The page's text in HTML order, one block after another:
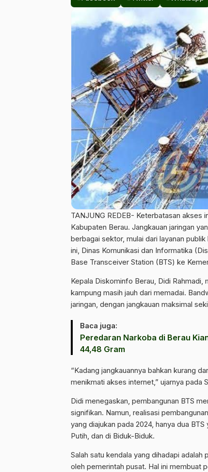
TANJUNG REDEB- Keterbatasan akses
Kabupaten Berau. Jangkauan jaringan
berbagai sektor, mulai dari layanan
ini, Dinas Komunikasi dan Informatika
Base Transceiver Station (BTS) ke
Kepala Diskominfo Berau, Didi
kampung masih jauh dari memadai.
jaringan, dengan jangkauan maksimal
Baca juga:
Peredaran Narkoba di Berau
44,48 Gram
“Kadang jangkauannya bahkan kurang
menikmati akses internet,” ujarnya pada
Didi menegaskan, pembangunan BTS
signifikan. Namun, realisasi
yang diajukan pada 2024, hanya dua
Putih, dan di Biduk-Biduk.
Salah satu kendala yang dihadapi
oleh pemerintah pusat. Hal ini membuat